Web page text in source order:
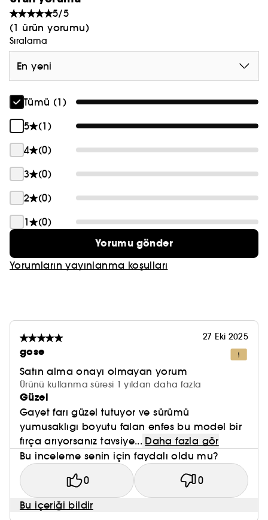
5/5
(1 ürün yorumu)
Sıralama
En yeni
Tümü (1)
5
(1)
4
(0)
3
(0)
2
(0)
1
(0)
Yorumu gönder
Yorumların yayınlanma koşulları
27 Eki 2025
gose
Satın alma onayı olmayan yorum
Ürünü kullanma süresi 1 yıldan daha fazla
Güzel
Gayet farı güzel tutuyor ve sürümü
yumusaklıgı boyutu falan enfes bu model bir
fırça arıyorsanız tavsiye... Daha fazla gör
Bu inceleme senin için faydalı oldu mu?
0 0
Bu içeriği bildir